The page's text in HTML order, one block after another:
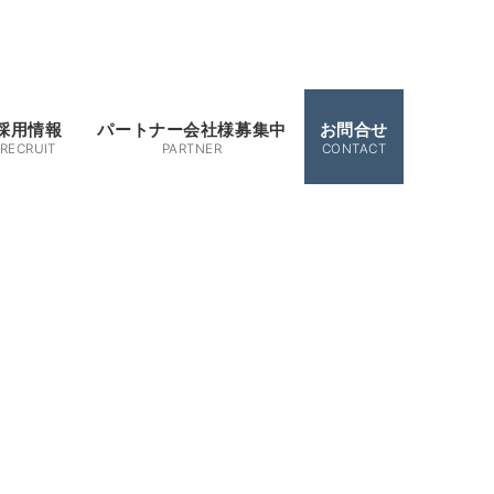
用情報
RECRUIT
パートナー会社様募集中
PARTNER
お問合せ
CONTACT